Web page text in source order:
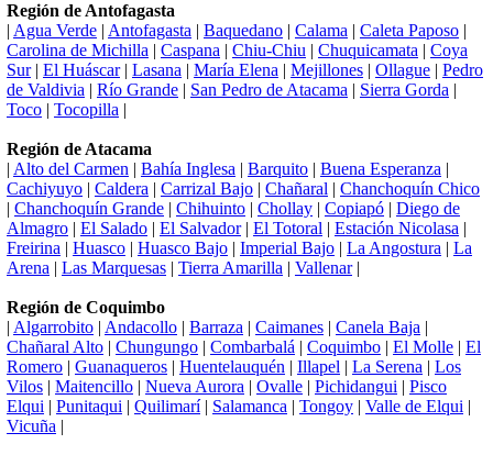
Región de Antofagasta
| Agua Verde | Antofagasta | Baquedano | Calama | Caleta Paposo |
Carolina de Michilla | Caspana | Chiu-Chiu | Chuquicamata | Coya
Sur| El Huáscar| Lasana | María Elena | Mejillones | Ollague | Pedro
de Valdivia | Río Grande | San Pedro de Atacama | Sierra Gorda |
Toco | Tocopilla |
Región de Atacama
| Alto del Carmen | Bahía Inglesa | Barquito | Buena Esperanza |
Cachiyuyo | Caldera | Carrizal Bajo | Chañaral | Chanchoquín Chico
| Chanchoquín Grande | Chihuinto | Chollay | Copiapó | Diego de
Almagro | El Salado | El Salvador| El Totoral | Estación Nicolasa |
Freirina | Huasco | Huasco Bajo | Imperial Bajo | La Angostura | La
Arena | Las Marquesas | Tierra Amarilla | Vallenar|
Región de Coquimbo
| Algarrobito | Andacollo | Barraza | Caimanes | Canela Baja |
Chañaral Alto | Chungungo | Combarbalá | Coquimbo | El Molle | El
Romero | Guanaqueros | Huentelauquén | Illapel | La Serena | Los
Vilos | Maitencillo | Nueva Aurora | Ovalle | Pichidangui | Pisco
Elqui | Punitaqui | Quilimarí| Salamanca | Tongoy | Valle de Elqui |
Vicuña |